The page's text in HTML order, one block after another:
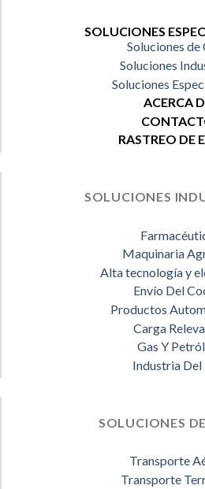
SOLUCIONES
Soluciones de
Soluciones
Soluciones
ACERCA
RASTREO DE
SOLUCIONES
Maquinaria
Alta tecnología y
Envío Del
Productos
Carga
Gas Y
Industria Del
SOLUCIONES
Transporte
Transporte